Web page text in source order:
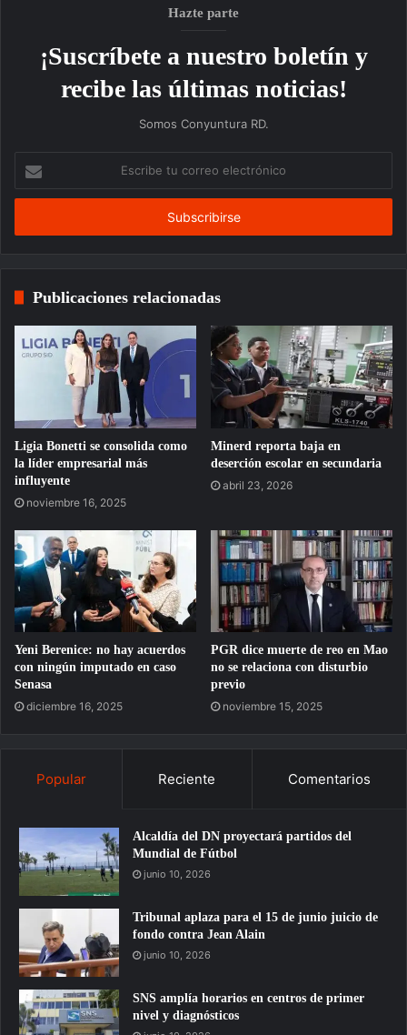
Hazte parte
¡Suscríbete a nuestro boletín y
recibe las últimas noticias!
Somos Conyuntura RD.
correo
Publicaciones relacionadas
Ligia Bonetti se consolida como
la líder empresarial más
influyente
noviembre 16, 2025
Minerd reporta baja en
deserción escolar en secundaria
abril 23, 2026
Yeni Berenice: no hay acuerdos
con ningún imputado en caso
Senasa
diciembre 16, 2025
PGR dice muerte de reo en Mao
no se relaciona con disturbio
previo
noviembre 15, 2025
Popular Reciente Comentarios
Alcaldía del DN proyectará partidos del
Mundial de Fútbol
junio 10, 2026
Tribunal aplaza para el 15 de junio juicio de
fondo contra Jean Alain
junio 10, 2026
SNS amplía horarios en centros de primer
nivel y diagnósticos